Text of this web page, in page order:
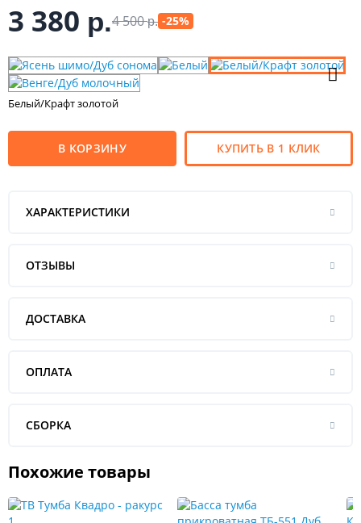
3 380 р.4 500р. -25%
Белый/Крафт золотой
В КОРЗИНУ КУПИТЬ В 1 КЛИК
ХАРАКТЕРИСТИКИ
ОТЗЫВЫ
ДОСТАВКА
ОПЛАТА
СБОРКА
Похожие товары